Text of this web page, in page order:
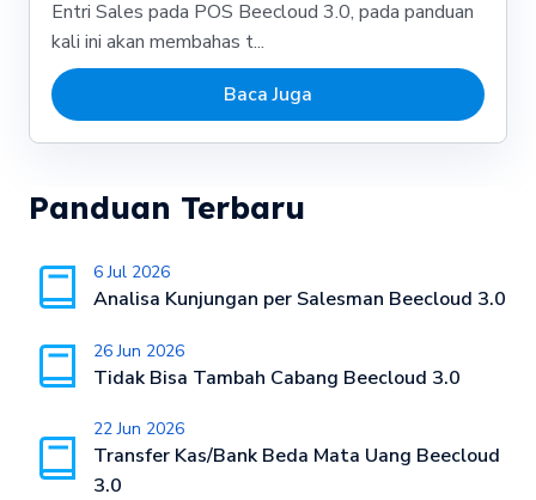
Entri Sales pada POS Beecloud 3.0, pada panduan
kali ini akan membahas t...
Baca Juga
Panduan Terbaru
6 Jul 2026
Analisa Kunjungan per Salesman Beecloud 3.0
26 Jun 2026
Tidak Bisa Tambah Cabang Beecloud 3.0
22 Jun 2026
Transfer Kas/Bank Beda Mata Uang Beecloud
3.0